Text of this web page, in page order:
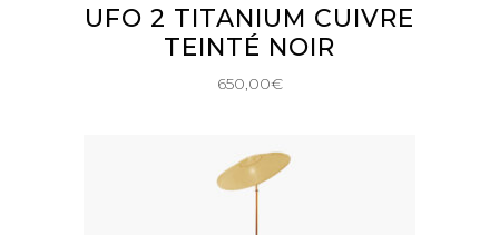
AJOUTER AU PANIER
UFO 2 TITANIUM CUIVRE
TEINTÉ NOIR
650,00€